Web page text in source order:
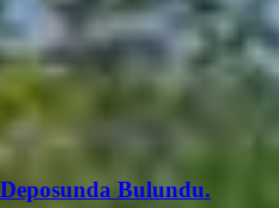
Bulundu.